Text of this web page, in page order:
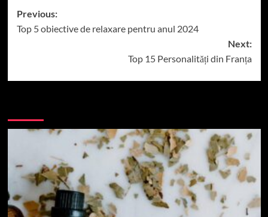
Post
navigation
Previous:
Top 5 obiective de relaxare pentru anul 2024
Next:
Top 15 Personalități din Franța